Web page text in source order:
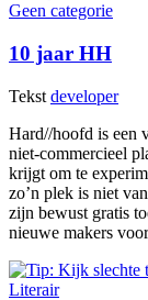
Geen categorie
10 jaar HH
Tekst developer
Hard//hoofd is een
niet-commercieel
krijgt om te
zo’n plek is niet
zijn bewust gratis
nieuwe makers
Literair